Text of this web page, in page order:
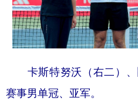
卡斯特努沃（右二）
赛事男单冠、亚军。